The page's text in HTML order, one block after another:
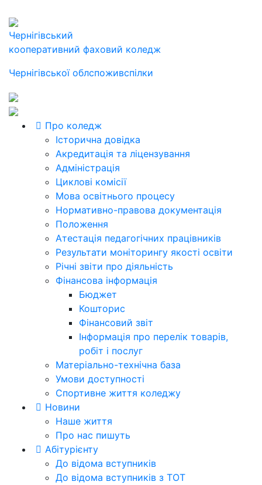
Чернігівський
кооперативний фаховий коледж
Чернігівської облспоживспілки
Про коледж
Історична довідка
Акредитація та ліцензування
Адміністрація
Циклові комісії
Мова освітнього процесу
Нормативно-правова документація
Положення
Атестація педагогічних працівників
Результати моніторингу якості освіти
Річні звіти про діяльність
Фінансова інформація
Бюджет
Кошторис
Фінансовий звіт
Інформація про перелік товарів,
робіт і послуг
Матеріально-технічна база
Умови доступності
Спортивне життя коледжу
Новини
Наше життя
Про нас пишуть
Абітурієнту
До відома вступників
До відома вступників з ТОТ